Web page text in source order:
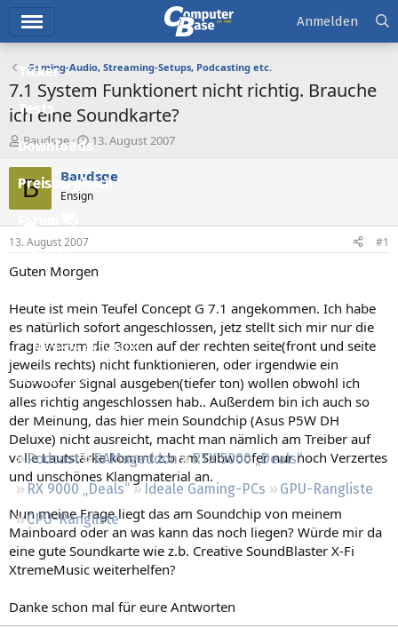
Ticker
Tests
Downloads
Preisvergleich
Forum
Aktuelles
Neue Beiträge
Neueste Aktivitäten
Leserartikel
Regeln
Podcast RAMageddon
RTX 5000 „Deals“
RX 9000 „Deals“
Ideale Gaming-PCs
GPU-Rangliste
CPU-Rangliste
Anmelden
Gaming-Audio, Streaming-Setups, Podcasting etc.
7.1 System Funktionert nicht richtig. Brauche
ich eine Soundkarte?
E
r
s
t
e
r
Baudsge
E
r
s
e
t
a
13. August 2007
B Baudsge
Ensign
13. August 2007 #1
Guten Morgen
Heute ist mein Teufel Concept G 7.1 angekommen. Ich habe
es natürlich sofort angeschlossen, jetz stellt sich mir nur die
frage warum die Boxen auf der rechten seite(front und seite
jeweils rechts) nicht funktionieren, oder irgendwie ein
Subwoofer Signal ausgeben(tiefer ton) wollen obwohl ich
alles richtig angeschlossen hab.. Außerdem bin ich auch so
der Meinung, das hier mein Soundchip (Asus P5W DH
Deluxe) nicht ausreicht, macht man nämlich am Treiber auf
volle Lautstärke kommt z.b am Subwoofer nur noch Verzertes
und unschönes Klangmaterial an.
Nun meine Frage liegt das am Soundchip von meinem
Mainboard oder an was kann das noch liegen? Würde mir da
eine gute Soundkarte wie z.b. Creative SoundBlaster X-Fi
XtremeMusic weiterhelfen?
Danke schon mal für eure Antworten